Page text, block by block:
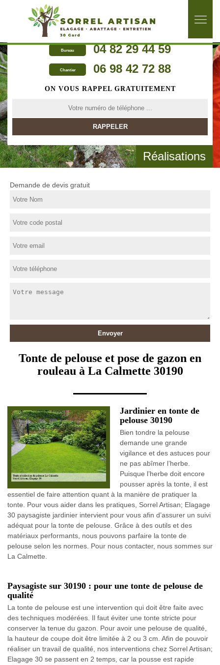
Bureau 04 82 29 44 59
Chantier 06 98 42 72 88
ON VOUS RAPPEL GRATUITEMENT
Réalisations
Demande de devis gratuit
Tonte de pelouse et pose de gazon en
rouleau à La Calmette 30190
Jardinier en tonte de
pelouse 30190
Bien tondre la pelouse
demande une grande
vigilance et des astuces pour
ne pas abîmer l’herbe.
Puisque l’herbe doit encore
pousser après la tonte, il est
essentiel de faire attention quant à la manière de pratiquer la
tonte. Pour vous aider dans les pratiques, Sorrel Artisan; Elagage
30 paysagiste jardinier intervient pour vous afin d’assurer un suivi
adéquat pour la tonte de pelouse. Grâce à des outils et des
matériaux performants, nous pouvons parfaire la tonte de
pelouse selon les normes. Pour nous contacter, nous sommes sur
La Calmette.
Paysagiste sur 30190 : pour une tonte de pelouse de
qualité
La tonte de pelouse est une intervention qui doit être faite avec
des techniques modérées. Il faut éviter une tonte stricte pour
conserver la tenue du gazon. Pour avoir une pelouse de qualité,
la hauteur de coupe doit être limitée à 2 ou 3 cm. Afin de pouvoir
réaliser un travail de qualité, nos interventions chez Sorrel Artisan;
Elagage 30 se passent en 2 temps, car la pousse est rapide